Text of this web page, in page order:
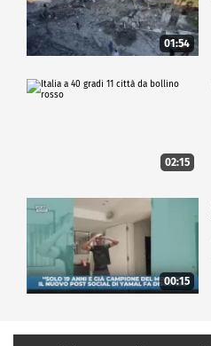
01:54
02:15
00:15